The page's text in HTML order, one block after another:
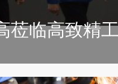
莅临高致精